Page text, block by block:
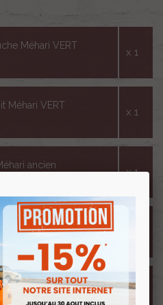
Méhari VERT
x 1
Méhari VERT
x 1
ancien
x 1
Méhari nouveau
MONTANA
Méhari
x 1